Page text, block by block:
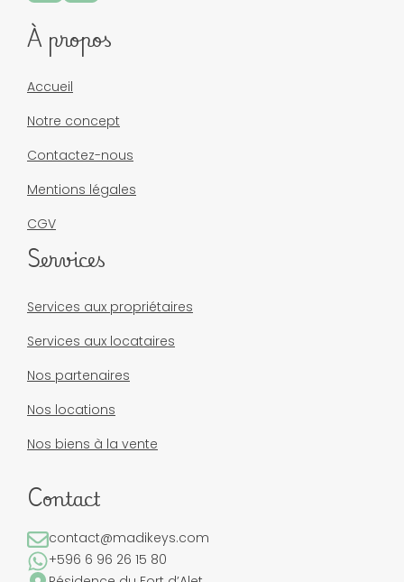
À propos
Accueil
Notre concept
Contactez-nous
Mentions légales
CGV
Services
Services aux propriétaires
Services aux locataires
Nos partenaires
Nos locations
Nos biens à la vente
Contact
contact@madikeys.com
+596 6 96 26 15 80